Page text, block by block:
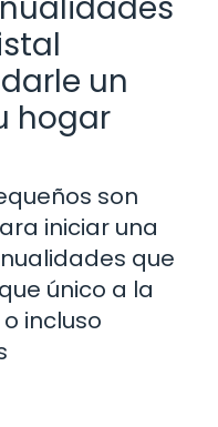
un
hogar
son
iniciar una
que
único a la
incluso